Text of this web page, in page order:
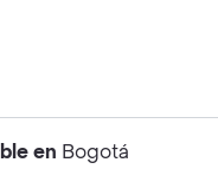
en Bogotá